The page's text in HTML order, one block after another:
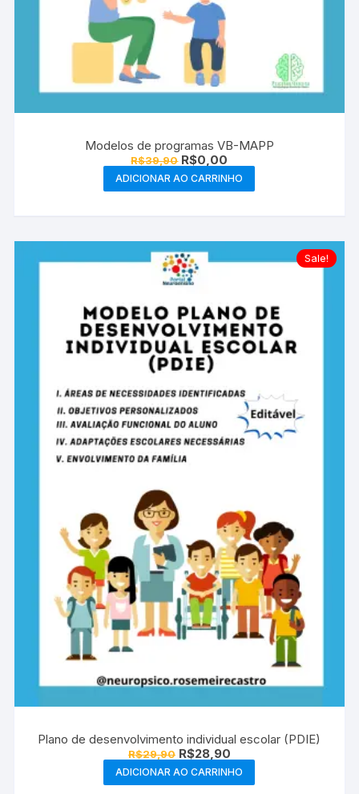
Modelos de programas VB-MAPP
R$39,90 O
preço
original
era:
R$0,00
preço
atual
é:
ADICIONAR AO CARRINHO
Sale!
Plano de desenvolvimento individual escolar (PDIE)
R$29,90 O
preço
original
era:
R$28,90O
preço
atual
é:
ADICIONAR AO CARRINHO